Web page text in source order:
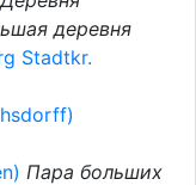
деревня
Stadtkr.
Пара больших